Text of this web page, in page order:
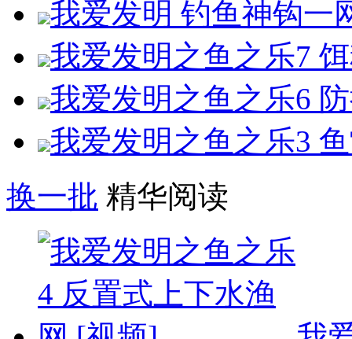
我爱发明 钓鱼神钩一
我爱发明之鱼之乐7
我爱发明之鱼之乐6
我爱发明之鱼之乐3
换一批 精华阅读